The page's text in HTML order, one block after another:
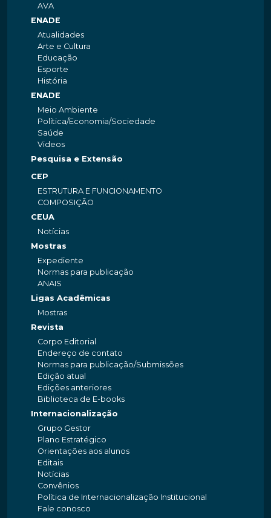
AVA
ENADE
Atualidades
Arte e Cultura
Educação
Esporte
História
ENADE
Meio Ambiente
Política/Economia/Sociedade
Saúde
Videos
Pesquisa e Extensão
CEP
ESTRUTURA E FUNCIONAMENTO
COMPOSIÇÃO
CEUA
Notícias
Mostras
Expediente
Normas para publicação
ANAIS
Ligas Acadêmicas
Mostras
Revista
Corpo Editorial
Endereço de contato
Normas para publicação/Submissões
Edição atual
Edições anteriores
Biblioteca de E-books
Internacionalização
Grupo Gestor
Plano Estratégico
Orientações aos alunos
Editais
Notícias
Convênios
Política de Internacionalização Institucional
Fale conosco